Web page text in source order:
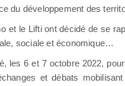
du développement des
le Lifti ont décidé de se
sociale et économique…
les 6 et 7 octobre 2022,
et débats